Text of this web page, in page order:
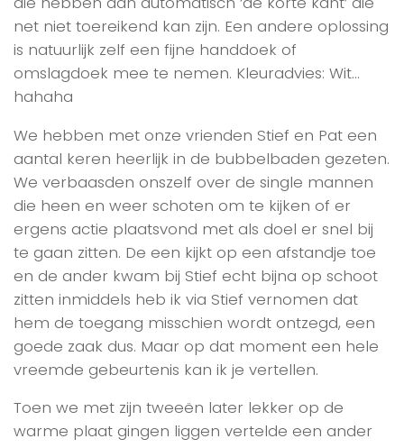
net niet toereikend kan zijn. Een andere oplossing
is natuurlijk zelf een fijne handdoek of
omslagdoek mee te nemen. Kleuradvies: Wit…
hahaha
We hebben met onze vrienden Stief en Pat een
aantal keren heerlijk in de bubbelbaden gezeten.
We verbaasden onszelf over de single mannen
die heen en weer schoten om te kijken of er
ergens actie plaatsvond met als doel er snel bij
te gaan zitten. De een kijkt op een afstandje toe
en de ander kwam bij Stief echt bijna op schoot
zitten inmiddels heb ik via Stief vernomen dat
hem de toegang misschien wordt ontzegd, een
goede zaak dus. Maar op dat moment een hele
vreemde gebeurtenis kan ik je vertellen.
Toen we met zijn tweeën later lekker op de
warme plaat gingen liggen vertelde een ander